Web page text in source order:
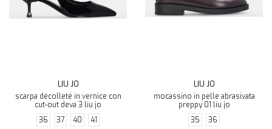
LIU JO
scarpa décolleté in vernice con
cut-out deva 3 liu jo
36
37 40
41
LIU JO
mocassino in pelle abrasivata
preppy 01 liu jo
35
36